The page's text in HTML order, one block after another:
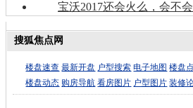
宝沃2017还会火么，会不
搜狐焦点网
楼盘速查 最新开盘 户型搜索 电子地图 楼盘
楼盘动态 购房导航 看房图片 户型图片 装修